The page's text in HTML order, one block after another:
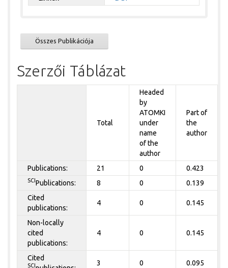
Összes Publikációja
Szerzői Táblázat
Total
Headed
by
ATOMKI
under
name
of the
author
Part of
the
author
Publications: 21 0 0.423
SCI Publications: 8 0 0.139
Cited
publications:
4 0 0.145
Non-locally
cited
publications:
4 0 0.145
Cited
SCI 3 0 0.095